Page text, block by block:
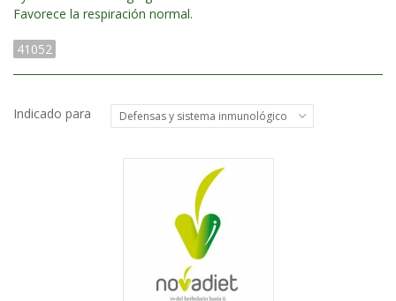
Favorece la respiración normal.
41052
Indicado para Defensas y sistema inmunológico